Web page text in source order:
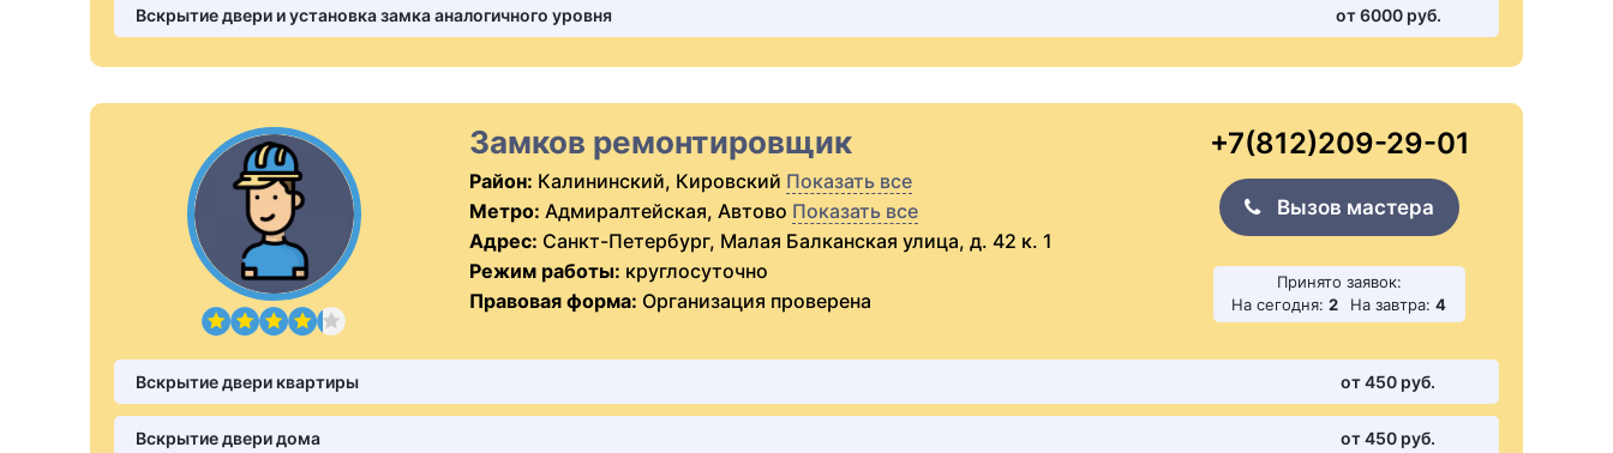
Вскрытие двери и установка замка аналогичного уровня от 6000 pуб.
Замков ремонтировщик
Район: Калининский, Кировский Показать все
Метро: Адмиралтейская, Автово Показать все
Адрес: Санкт-Петербург, Малая Балканская улица, д. 42 к. 1
Режим работы: круглосуточно
Правовая форма: Организация проверена
+7(812)209-29-01
Вызов мастера
Принято заявок:
На сегодня: 2 На завтра: 4
Вскрытие двери квартиры от 450 pуб.
Вскрытие двери дома от 450 pуб.